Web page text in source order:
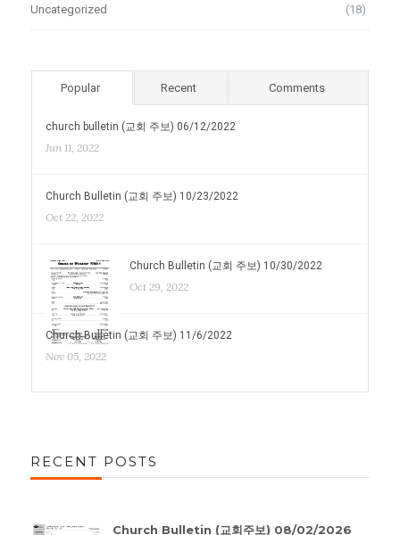
Uncategorized (18)
Popular Recent Comments
church bulletin (교회 주보) 06/12/2022
Jun 11, 2022
Church Bulletin (교회 주보) 10/23/2022
Oct 22, 2022
Church Bulletin (교회 주보) 10/30/2022
Oct 29, 2022
Church Bulletin (교회 주보) 11/6/2022
Nov 05, 2022
RECENT POSTS
Church Bulletin (교회주보) 08/02/2026